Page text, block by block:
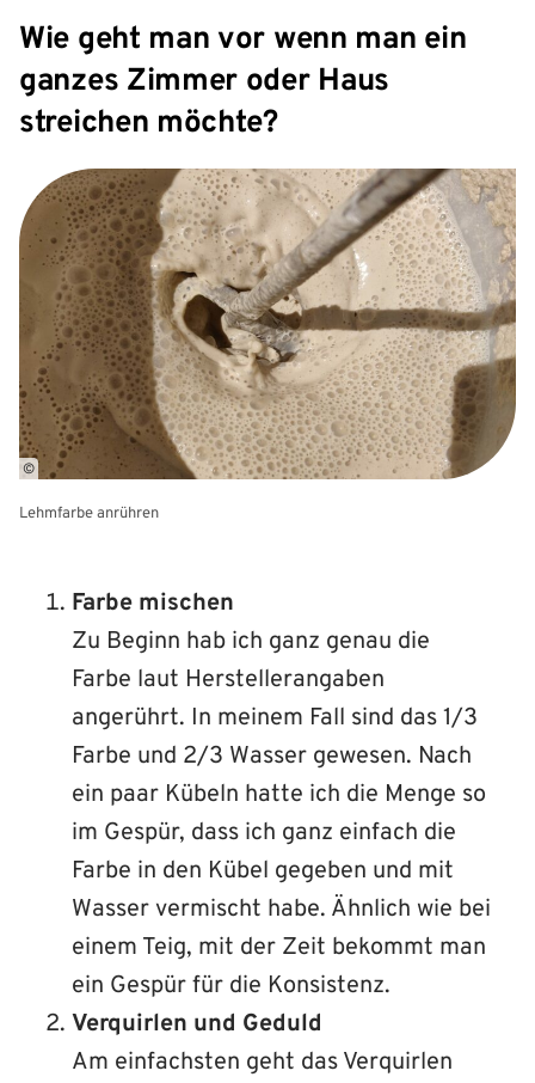
Wie geht man vor wenn man ein
ganzes Zimmer oder Haus
streichen möchte?
©
Lehmfarbe anrühren
Farbe mischen
Zu Beginn hab ich ganz genau die
Farbe laut Herstellerangaben
angerührt. In meinem Fall sind das 1/3
Farbe und 2/3 Wasser gewesen. Nach
ein paar Kübeln hatte ich die Menge so
im Gespür, dass ich ganz einfach die
Farbe in den Kübel gegeben und mit
Wasser vermischt habe. Ähnlich wie bei
einem Teig, mit der Zeit bekommt man
ein Gespür für die Konsistenz.
Verquirlen und Geduld
Am einfachsten geht das Verquirlen